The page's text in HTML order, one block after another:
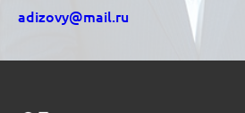
adizovy@mail.ru